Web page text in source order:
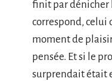
finit par
correspond, celui
moment de
pensée. Et si le
surprendait était